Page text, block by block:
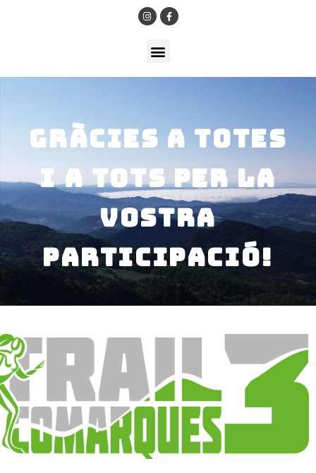
Gràcies a totes
i a tots per la
vostra
participació!